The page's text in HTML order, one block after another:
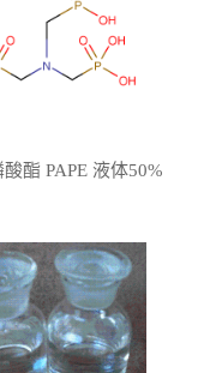
酯 PAPE 液体50%